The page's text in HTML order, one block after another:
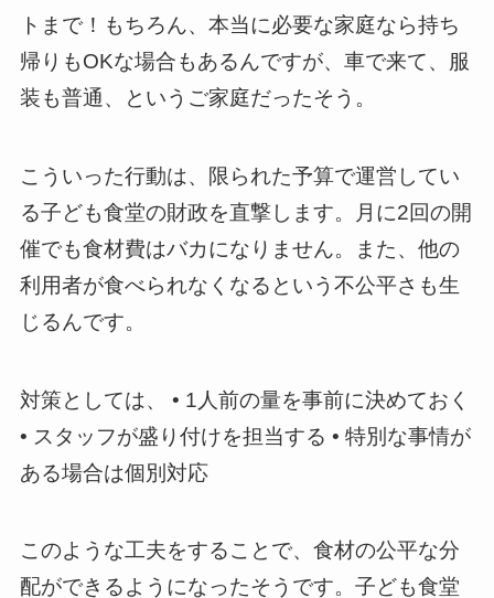
トまで！もちろん、本当に必要な家庭なら持ち
帰りもOKな場合もあるんですが、車で来て、服
装も普通、というご家庭だったそう。
こういった行動は、限られた予算で運営してい
る子ども食堂の財政を直撃します。月に2回の開
催でも食材費はバカになりません。また、他の
利用者が食べられなくなるという不公平さも生
じるんです。
対策としては、 • 1人前の量を事前に決めておく
• スタッフが盛り付けを担当する • 特別な事情が
ある場合は個別対応
このような工夫をすることで、食材の公平な分
配ができるようになったそうです。子ども食堂